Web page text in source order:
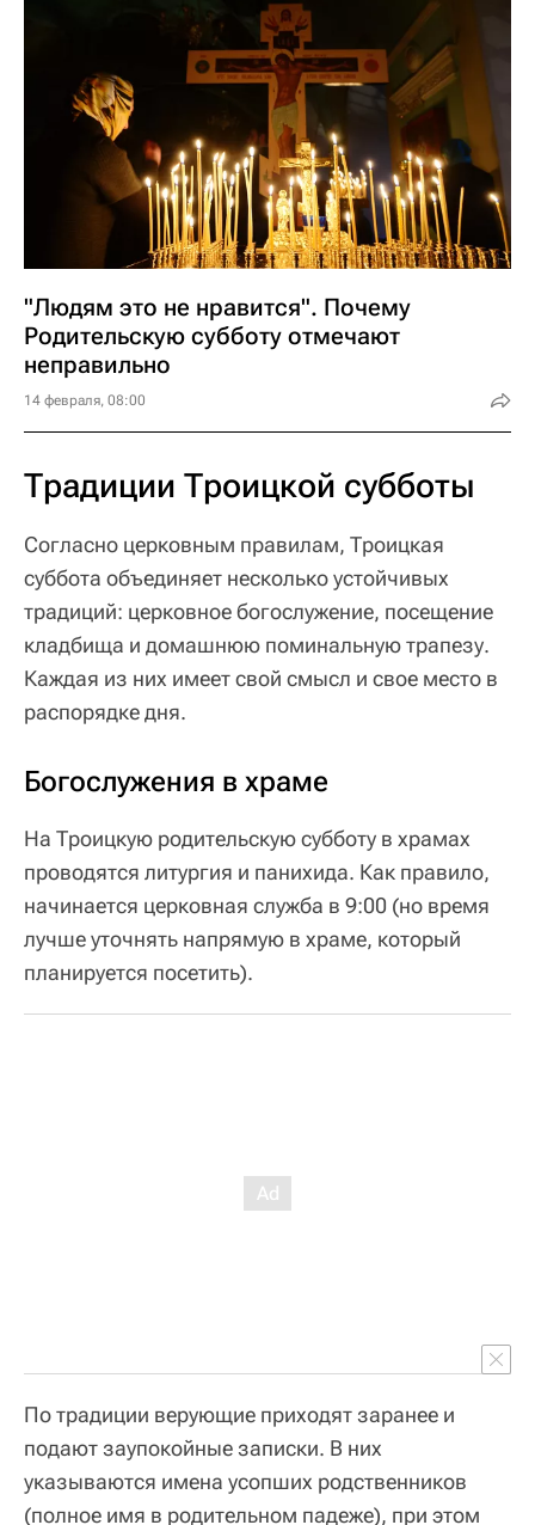
"Людям это не нравится". Почему
Родительскую субботу отмечают
неправильно
14 февраля, 08:00
Традиции Троицкой субботы
Согласно церковным правилам, Троицкая
суббота объединяет несколько устойчивых
традиций: церковное богослужение, посещение
кладбища и домашнюю поминальную трапезу.
Каждая из них имеет свой смысл и свое место в
распорядке дня.
Богослужения в храме
На Троицкую родительскую субботу в храмах
проводятся литургия и панихида. Как правило,
начинается церковная служба в 9:00 (но время
лучше уточнять напрямую в храме, который
планируется посетить).
По традиции верующие приходят заранее и
подают заупокойные записки. В них
указываются имена усопших родственников
(полное имя в родительном падеже), при этом